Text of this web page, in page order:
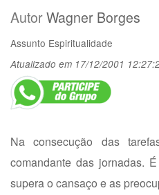
AutorWagner Borges
Assunto Espiritualidade
Atualizado em 17/12/2001
Na consecução das
comandante das jornadas.
supera o cansaço e as